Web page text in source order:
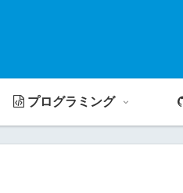
プログラミング